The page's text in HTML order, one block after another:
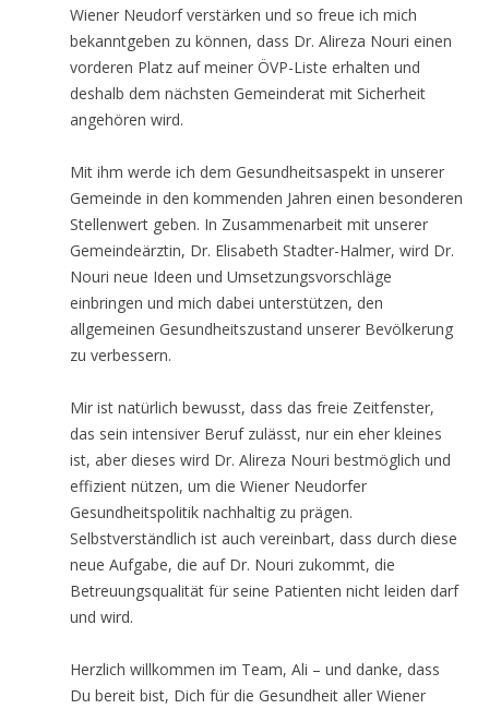
Wiener Neudorf verstärken und so freue ich mich
bekanntgeben zu können, dass Dr. Alireza Nouri einen
vorderen Platz auf meiner ÖVP-Liste erhalten und
deshalb dem nächsten Gemeinderat mit Sicherheit
angehören wird.
Mit ihm werde ich dem Gesundheitsaspekt in unserer
Gemeinde in den kommenden Jahren einen besonderen
Stellenwert geben. In Zusammenarbeit mit unserer
Gemeindeärztin, Dr. Elisabeth Stadter-Halmer, wird Dr.
Nouri neue Ideen und Umsetzungsvorschläge
einbringen und mich dabei unterstützen, den
allgemeinen Gesundheitszustand unserer Bevölkerung
zu verbessern.
Mir ist natürlich bewusst, dass das freie Zeitfenster,
das sein intensiver Beruf zulässt, nur ein eher kleines
ist, aber dieses wird Dr. Alireza Nouri bestmöglich und
effizient nützen, um die Wiener Neudorfer
Gesundheitspolitik nachhaltig zu prägen.
Selbstverständlich ist auch vereinbart, dass durch diese
neue Aufgabe, die auf Dr. Nouri zukommt, die
Betreuungsqualität für seine Patienten nicht leiden darf
und wird.
Herzlich willkommen im Team, Ali – und danke, dass
Du bereit bist, Dich für die Gesundheit aller Wiener